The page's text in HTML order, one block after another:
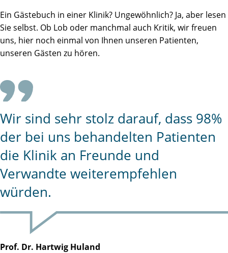
Ein Gästebuch in einer Klinik? Ungewöhnlich? Ja, aber lesen
Sie selbst. Ob Lob oder manchmal auch Kritik, wir freuen
uns, hier noch einmal von Ihnen unseren Patienten,
unseren Gästen zu hören.
Wir sind sehr stolz darauf, dass 98%
der bei uns behandelten Patienten
die Klinik an Freunde und
Verwandte weiterempfehlen
würden.
Prof. Dr. Hartwig Huland